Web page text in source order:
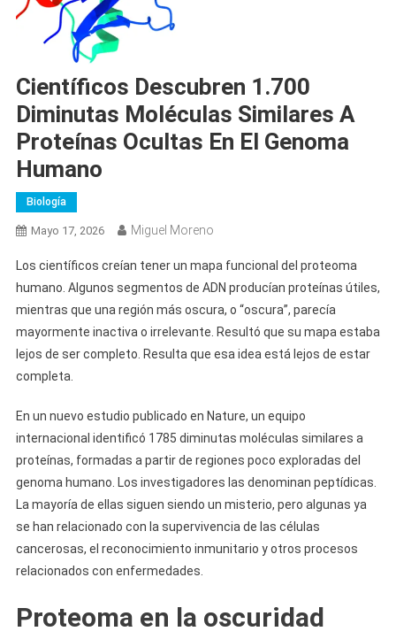
Científicos Descubren 1.700
Diminutas Moléculas Similares A
Proteínas Ocultas En El Genoma
Humano
Biología
Mayo 17, 2026 Miguel Moreno
Los científicos creían tener un mapa funcional del proteoma
humano. Algunos segmentos de ADN producían proteínas útiles,
mientras que una región más oscura, o “oscura”, parecía
mayormente inactiva o irrelevante. Resultó que su mapa estaba
lejos de ser completo. Resulta que esa idea está lejos de estar
completa.
En un nuevo estudio publicado en Nature, un equipo
internacional identificó 1785 diminutas moléculas similares a
proteínas, formadas a partir de regiones poco exploradas del
genoma humano. Los investigadores las denominan peptídicas.
La mayoría de ellas siguen siendo un misterio, pero algunas ya
se han relacionado con la supervivencia de las células
cancerosas, el reconocimiento inmunitario y otros procesos
relacionados con enfermedades.
Proteoma en la oscuridad